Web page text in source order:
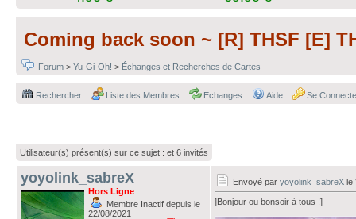
Coming back soon ~ [R] THSF [E]
Forum > Yu-Gi-Oh! > Échanges et Recherches de Cartes
Rechercher Liste des Membres Echanges Aide Se
Utilisateur(s) présent(s) sur ce sujet : et 6 invités
yoyolink_sabreX
Hors Ligne
Membre Inactif depuis le
22/08/2021
Envoyé par yoyolink_sabreX le
]Bonjour ou bonsoir à tous !]